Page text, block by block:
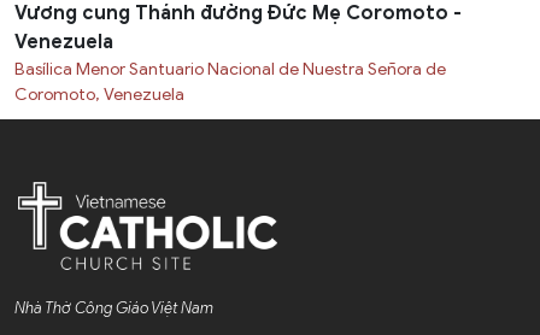
Vương cung Thánh đường Đức Mẹ Coromoto -
Venezuela
Basílica Menor Santuario Nacional de Nuestra Señora de
Coromoto, Venezuela
Nhà Thờ Công Giáo Việt Nam